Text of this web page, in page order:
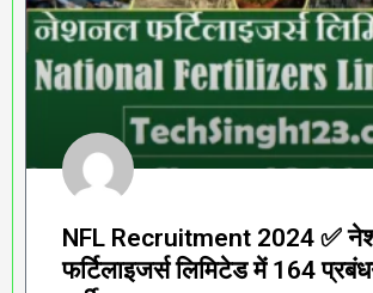
NFL Recruitment 2024 ✅
फर्टिलाइजर्स लिमिटेड में 164